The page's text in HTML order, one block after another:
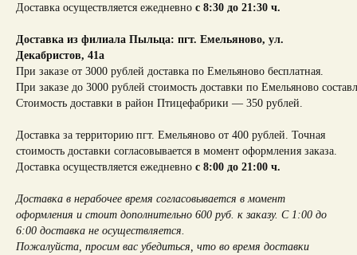
Доставка осуществляется ежедневно с 8:30 до 21:30 ч.
Доставка из филиала Пыльца: пгт. Емельяново, ул.
Декабристов, 41а
При заказе от 3000 рублей доставка по Емельяново бесплатная.
При заказе до 3000 рублей стоимость доставки по Емельяново
Стоимость доставки в район Птицефабрики — 350 рублей.
Доставка за территорию пгт. Емельяново от 400 рублей. Точная
стоимость доставки согласовывается в момент оформления заказа.
Доставка осуществляется ежедневно с 8:00 до 21:00 ч.
Доставка в нерабочее время согласовывается в момент
оформления и стоит дополнительно 600 руб. к заказу. С 1:00 до
6:00 доставка не осуществляется.
Пожалуйста, просим вас убедиться, что во время доставки